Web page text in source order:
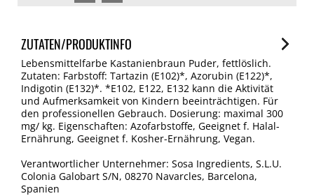
ZUTATEN/PRODUKTINFO
Lebensmittelfarbe Kastanienbraun Puder, fettlöslich.
Zutaten: Farbstoff: Tartazin (E102)*, Azorubin (E122)*,
Indigotin (E132)*. *E102, E122, E132 kann die Aktivität
und Aufmerksamkeit von Kindern beeinträchtigen. Für
den professionellen Gebrauch. Dosierung: maximal 300
mg/ kg. Eigenschaften: Azofarbstoffe, Geeignet f. Halal-
Ernährung, Geeignet f. Kosher-Ernährung, Vegan.
Verantwortlicher Unternehmer: Sosa Ingredients, S.L.U.
Colonia Galobart S/N, 08270 Navarcles, Barcelona,
Spanien